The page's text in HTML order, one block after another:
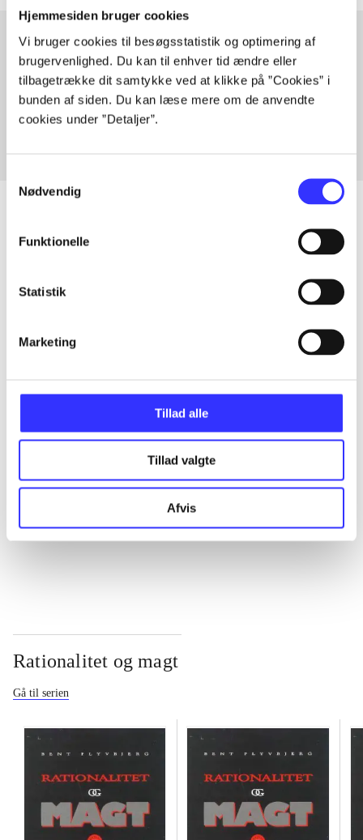
Hjemmesiden bruger cookies
Vi bruger cookies til besøgsstatistik og optimering af
brugervenlighed. Du kan til enhver tid ændre eller
tilbagetrække dit samtykke ved at klikke på ”Cookies” i
bunden af siden. Du kan læse mere om de anvendte
cookies under ”Detaljer”.
Nødvendig
Funktionelle
Statistik
Marketing
Tillad alle
Tillad valgte
Afvis
Artikler med samme emner
Fra
...
...
Rationalitet og magt
Gå til serien